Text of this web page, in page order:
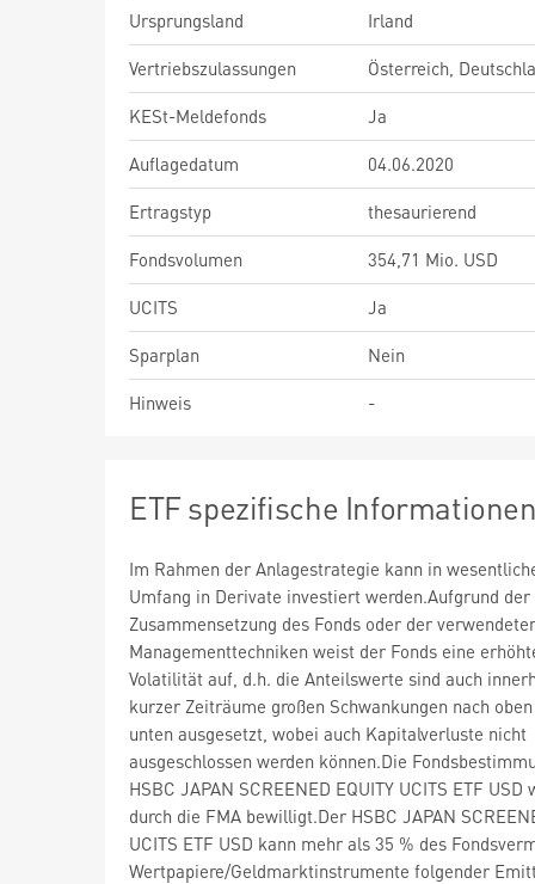
Ursprungsland
Irland
Vertriebszulassungen
Österreich,
KESt-Meldefonds
Ja
Auflagedatum
04.06.2020
Ertragstyp
thesaurierend
Fondsvolumen
354,71 Mio. USD
UCITS
Ja
Sparplan
Nein
Hinweis
-
ETF spezifische
Im Rahmen der Anlagestrategie kann in
Umfang in Derivate investiert werden.Aufgrund der
Zusammensetzung des Fonds oder der
Managementtechniken weist der Fonds eine
Volatilität auf, d.h. die Anteilswerte sind auch
kurzer Zeiträume großen Schwankungen nach
unten ausgesetzt, wobei auch Kapitalverluste nicht
ausgeschlossen werden können.Die
HSBC JAPAN SCREENED EQUITY UCITS ETF USD
durch die FMA bewilligt.Der HSBC JAPAN
UCITS ETF USD kann mehr als 35 % des
Wertpapiere/Geldmarktinstrumente folgender